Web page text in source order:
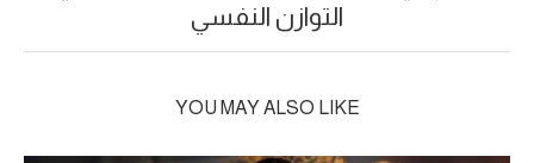
التوازن النفسي
YOU MAY ALSO LIKE